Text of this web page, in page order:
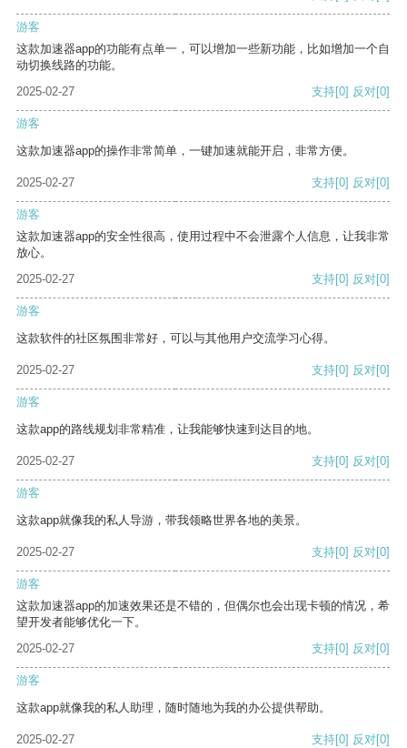
游客
这款加速器app的功能有点单一，可以增加一些新功能，比如增加一个自
动切换线路的功能。
2025-02-27
支持[0] 反对[0]
游客
这款加速器app的操作非常简单，一键加速就能开启，非常方便。
2025-02-27 支持[0] 反对[0]
游客
这款加速器app的安全性很高，使用过程中不会泄露个人信息，让我非常
放心。
2025-02-27
支持[0] 反对[0]
游客
这款软件的社区氛围非常好，可以与其他用户交流学习心得。
2025-02-27 支持[0] 反对[0]
游客
这款app的路线规划非常精准，让我能够快速到达目的地。
2025-02-27 支持[0] 反对[0]
游客
这款app就像我的私人导游，带我领略世界各地的美景。
2025-02-27 支持[0] 反对[0]
游客
这款加速器app的加速效果还是不错的，但偶尔也会出现卡顿的情况，希
望开发者能够优化一下。
2025-02-27
支持[0] 反对[0]
游客
这款app就像我的私人助理，随时随地为我的办公提供帮助。
2025-02-27 支持[0] 反对[0]